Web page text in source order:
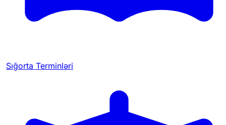
Sığorta Terminləri